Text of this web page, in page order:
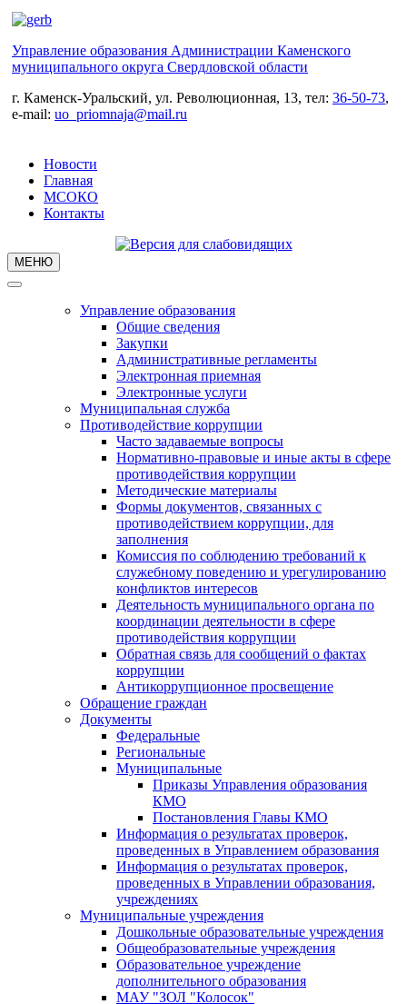
Управление образования Администрации Каменского
муниципального округа Свердловской области
г. Каменск-Уральский, ул. Революционная, 13, тел: 36-50-73,
e-mail: uo_priomnaja@mail.ru
Новости
Главная
МСОКО
Контакты
МЕНЮ
Управление образования
Общие сведения
Закупки
Административные регламенты
Электронная приемная
Электронные услуги
Муниципальная служба
Противодействие коррупции
Часто задаваемые вопросы
Нормативно-правовые и иные акты в сфере
противодействия коррупции
Методические материалы
Формы документов, связанных с
противодействием коррупции, для
заполнения
Комиссия по соблюдению требований к
служебному поведению и урегулированию
конфликтов интересов
Деятельность муниципального органа по
координации деятельности в сфере
противодействия коррупции
Обратная связь для сообщений о фактах
коррупции
Антикоррупционное просвещение
Обращение граждан
Документы
Федеральные
Региональные
Муниципальные
Приказы Управления образования
КМО
Постановления Главы КМО
Информация о результатах проверок,
проведенных в Управлением образования
Информация о результатах проверок,
проведенных в Управлении образования,
учреждениях
Муниципальные учреждения
Дошкольные образовательные учреждения
Общеобразовательные учреждения
Образовательное учреждение
дополнительного образования
МАУ "ЗОЛ "Колосок"